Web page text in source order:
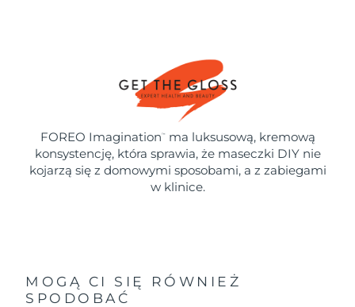
FOREO Imagination ™
ma luksusową, kremową
konsystencję, która sprawia, że maseczki DIY nie
kojarzą się z domowymi sposobami, a z zabiegami
w klinice.
MOGĄ CI SIĘ RÓWNIEŻ
SPODOBAĆ